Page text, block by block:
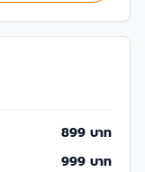
899 บาท
999 บาท